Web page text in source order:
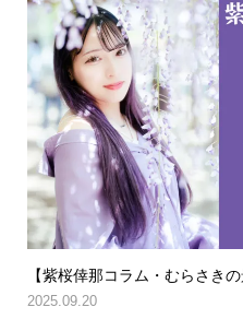
【紫桜倖那コラム・むらさき
2025.09.20